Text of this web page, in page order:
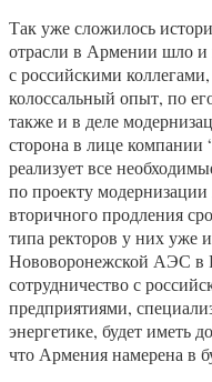
Так уже сложилось
отрасли в Армении шло и
с российскими
колоссальный опыт, по
также и в деле
сторона в лице
реализует все
по проекту
вторичного продления
типа ректоров у них уже
Нововоронежской АЭС в
сотрудничество с
предприятиями,
энергетике, будет иметь
что Армения намерена в